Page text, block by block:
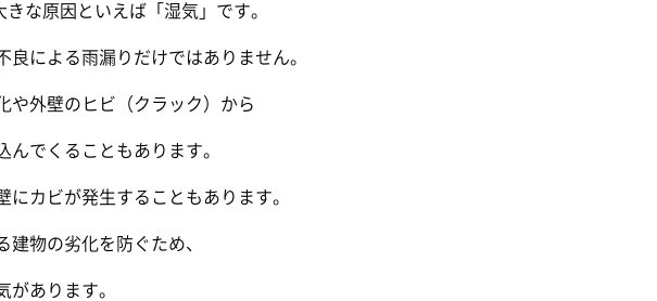
な原因といえば「湿気」です。
による雨漏りだけではありません。
や外壁のヒビ（クラック）から
んでくることもあります。
にカビが発生することもあります。
建物の劣化を防ぐため、
があります。